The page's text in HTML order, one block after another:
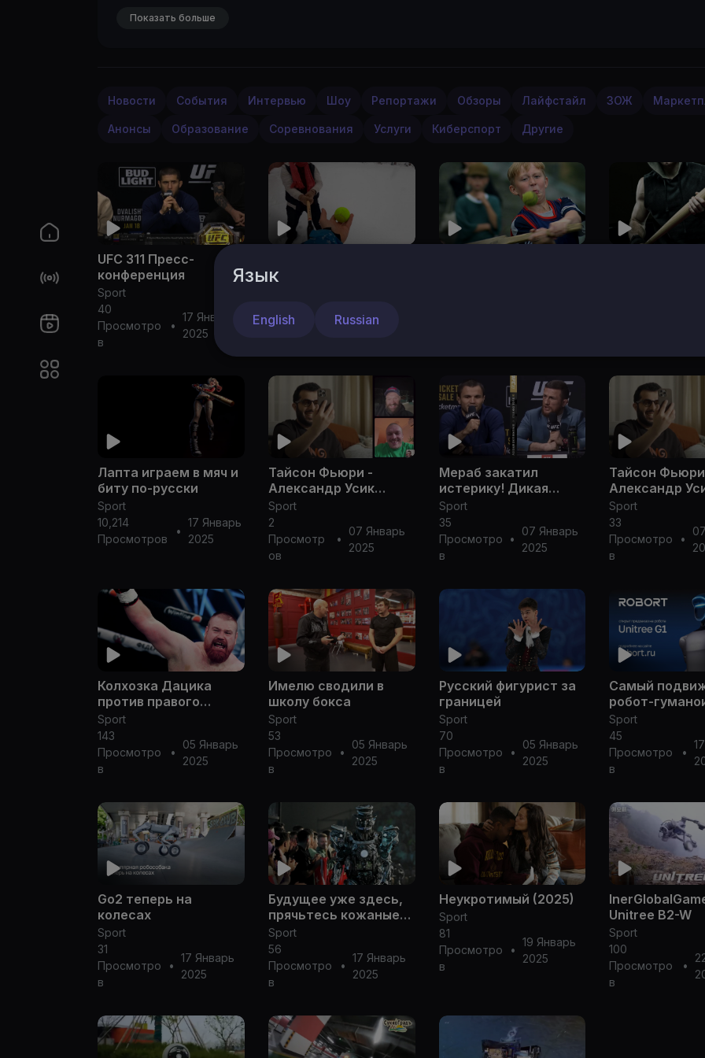
Показать больше
Новости События Интервью Шоу Репортажи Обзоры Лайфстайл ЗОЖ
Анонсы Образование Соревнования Услуги Киберспорт Другие
UFC 311 Пресс-
конференция
Sport
40
Просмотро
в
•
17 Январь
2025
зимой
Просмотро
•
17 Январь
Лапта играем в мяч и
биту по-русски
Sport
10,214
Просмотров
•
17 Январь
2025
Тайсон Фьюри -
Александр Усик
видеопресс-
конференция _ Турки
Аль аш-Шейх топит
за Тайсона
Sport
2
Просмотр
ов
•
07 Январь
2025
Мераб закатил
истерику! Дикая
пресс-конференция
UFC Махачев -
Царукян, Двалишвили
- Нурмагомедов
Sport
35
Просмотро
в
•
07 Январь
2025
Тайсон
Александр
видеопресс-
конференция _
Аль аш-Шейх
за Тайсона
Sport
33
Просмотро
в
•
Колхозка Дацика
против правого
прямого
Sport
143
Просмотро
в
•
05 Январь
2025
Имелю сводили в
школу бокса
Sport
53
Просмотро
в
•
05 Январь
2025
Русский фигурист за
границей
Sport
70
Просмотро
в
•
05 Январь
2025
Самый
робот-
Unitree G1
Robort ―
предзаказ
Sport
45
Просмотро
в
•
Go2 теперь на
колесах
Sport
31
Просмотро
в
•
17 Январь
2025
Будущее уже здесь,
прячьтесь кожаные
мешки с костями!
Sport
56
Просмотро
в
•
17 Январь
2025
Неукротимый (2025)
Sport
81
Просмотро
в
•
19 Январь
2025
Unitree B2-W
Sport
100
Просмотро
в
•
Язык
English Russian